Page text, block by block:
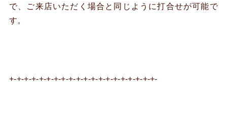
で、ご来店いただく場合と同じように打合せが可能で
す。
+-+-+-+-+-+-+-+-+-+-+-+-+-+-+-+-+-+-+-+-